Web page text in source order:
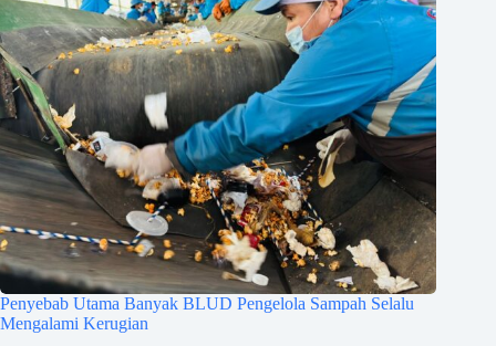
Penyebab Utama Banyak BLUD Pengelola Sampah Selalu
Mengalami Kerugian